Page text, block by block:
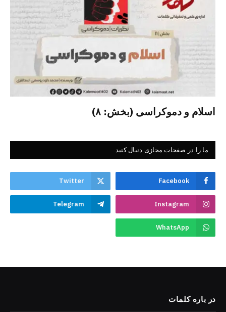
اسلام و دموکراسی (بخش: ۸)
ما را در صفحات مجازی دنبال کنید
Facebook
Twitter
Instagram
Telegram
WhatsApp
در باره کلمات